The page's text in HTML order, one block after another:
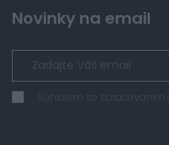
Novinky na email
Súhlasím so spracovaním